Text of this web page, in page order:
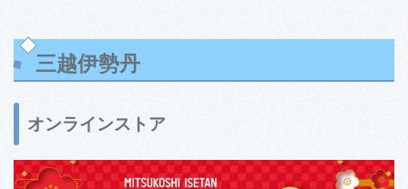
三越伊勢丹
オンラインストア